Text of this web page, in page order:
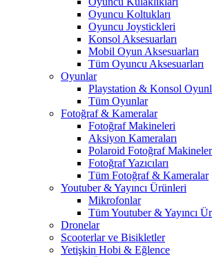
Oyuncu Koltukları
Oyuncu Joystickleri
Konsol Aksesuarları
Mobil Oyun Aksesuarları
Tüm Oyuncu Aksesuarları
Oyunlar
Playstation & Konsol
Tüm Oyunlar
Fotoğraf & Kameralar
Fotoğraf Makineleri
Aksiyon Kameraları
Polaroid Fotoğraf
Fotoğraf Yazıcıları
Tüm Fotoğraf & Kameralar
Youtuber & Yayıncı Ürünleri
Mikrofonlar
Tüm Youtuber & Yayıncı
Dronelar
Scooterlar ve Bisikletler
Yetişkin Hobi & Eğlence